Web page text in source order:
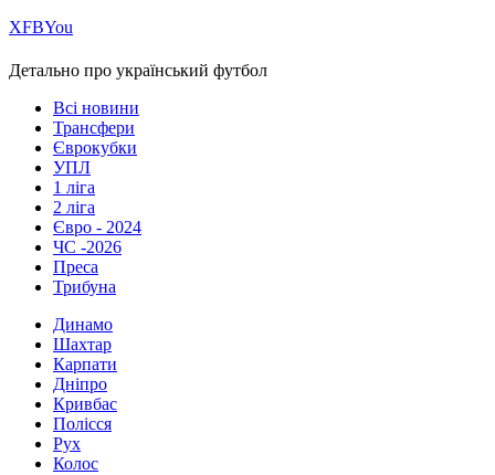
ХFBYou
Детально про український футбол
Всі новини
Трансфери
Єврокубки
УПЛ
1 ліга
2 ліга
Євро - 2024
ЧС -2026
Преса
Трибуна
Динамо
Шахтар
Карпати
Дніпро
Кривбас
Полісся
Рух
Колос